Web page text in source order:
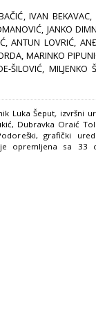
IVAN BEKAVAC,
JANKO
ANTUN LOVRIĆ,
MARINKO
ŠILOVIĆ,
Luka Šeput, izvršni
Dubravka Oraić
grafički
opremljena sa 33